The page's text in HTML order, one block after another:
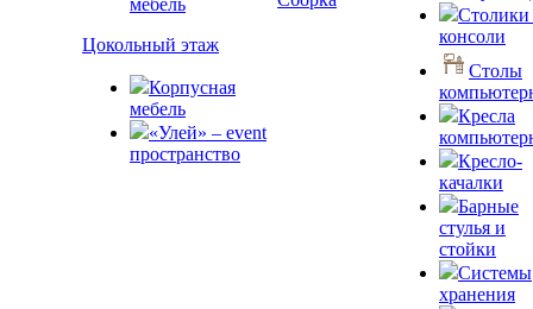
мебель
Цокольный этаж
Корпусная
мебель
«Улей» – event
пространство
Столики
консоли
Столы
Кресла
Кресло-
качалки
Барные
стулья и
стойки
Системы
хранения